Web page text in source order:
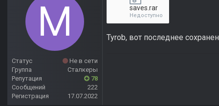
Статус
Не в сети
Группа
Сталкеры
Репутация
78
Сообщений
222
Регистрация
17.07.2022
saves.rar
Недоступно
Tyrob, вот последнее